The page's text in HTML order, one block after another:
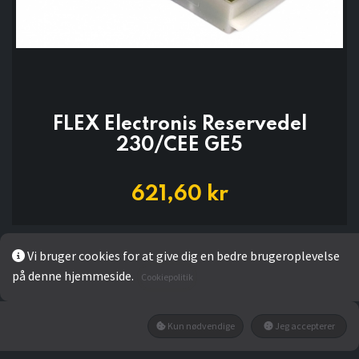
FLEX Electronis Reservedel
230/CEE GE5
621,60 kr
LÆG I KURV
Vi bruger cookies for at give dig en bedre brugeroplevelse
på denne hjemmeside.
Cookiepolitik
Kun nødvendige Jeg accepterer